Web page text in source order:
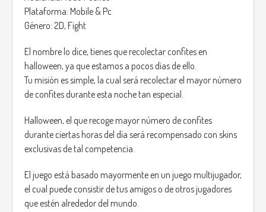
Plataforma: Mobile & Pc
Género: 2D, Fight
El nombre lo dice, tienes que recolectar confites en
halloween, ya que estamos a pocos días de ello.
Tu misión es simple, la cual será recolectar el mayor número
de confites durante esta noche tan especial.
Halloween, el que recoge mayor número de confites
durante ciertas horas del día será recompensado con skins
exclusivas de tal competencia.
El juego está basado mayormente en un juego multijugador,
el cual puede consistir de tus amigos o de otros jugadores
que estén alrededor del mundo.